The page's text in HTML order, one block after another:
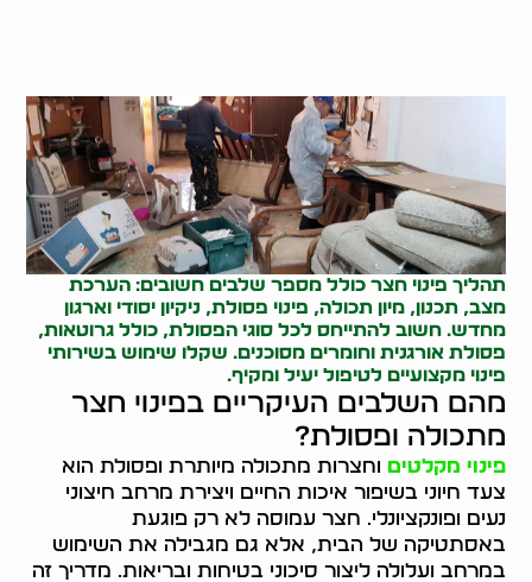
תהליך פינוי חצר כולל מספר שלבים חשובים: הערכת
מצב, תכנון, מיון תכולה, פינוי פסולת, ניקיון יסודי וארגון
מחדש. חשוב להתייחס לכל סוגי הפסולת, כולל גרוטאות,
פסולת אורגנית וחומרים מסוכנים. שקלו שימוש בשירותי
פינוי מקצועיים לטיפול יעיל ומקיף.
מהם השלבים העיקריים בפינוי חצר
מתכולה ופסולת?
פינוי מקלטים וחצרות מתכולה מיותרת ופסולת הוא
צעד חיוני בשיפור איכות החיים ויצירת מרחב חיצוני
נעים ופונקציונלי. חצר עמוסה לא רק פוגעת
באסתטיקה של הבית, אלא גם מגבילה את השימוש
במרחב ועלולה ליצור סיכוני בטיחות ובריאות. מדריך זה